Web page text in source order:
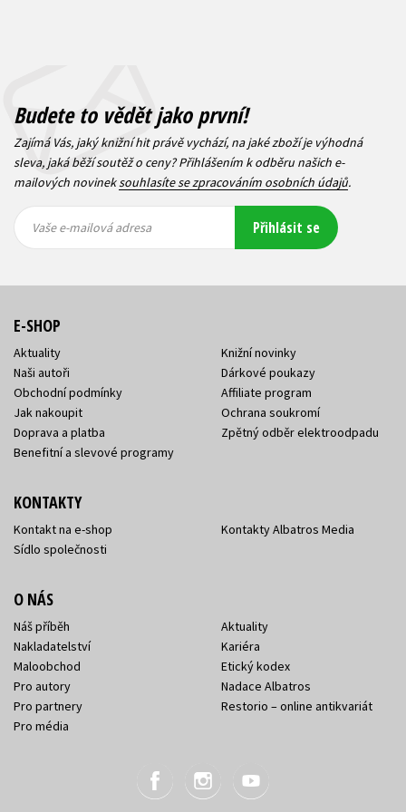
Budete to vědět jako první!
Zajímá Vás, jaký knižní hit právě vychází, na jaké zboží je výhodná
sleva, jaká běží soutěž o ceny? Přihlášením k odběru našich e-
mailových novineksouhlasíte se zpracováním osobních údajů.
mailová
mailová
Vaše e-mailová adresa Přihlásit se
E-SHOP
Aktuality
Naši autoři
Obchodní podmínky
Jak nakoupit
Doprava a platba
Benefitní a slevové programy
Knižní novinky
Dárkové poukazy
Affiliate program
Ochrana soukromí
Zpětný odběr elektroodpadu
KONTAKTY
Kontakt na e-shop
Sídlo společnosti
Kontakty Albatros Media
O NÁS
Náš příběh
Nakladatelství
Maloobchod
Pro autory
Pro partnery
Pro média
Aktuality
Kariéra
Etický kodex
Nadace Albatros
Restorio – online antikvariát